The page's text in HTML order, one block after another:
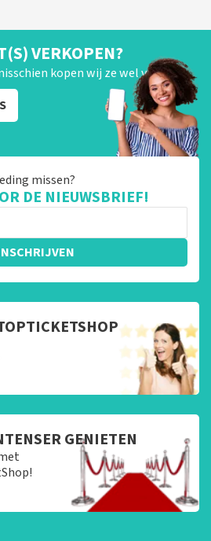
VERKOPEN?
kopen wij ze wel van je!
missen?
DE NIEUWSBRIEF!
GENIETEN